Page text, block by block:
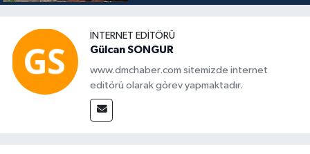
İNTERNET EDITÖRÜ
Gülcan SONGUR
www.dmchaber.com sitemizde internet
editörü olarak görev yapmaktadır.